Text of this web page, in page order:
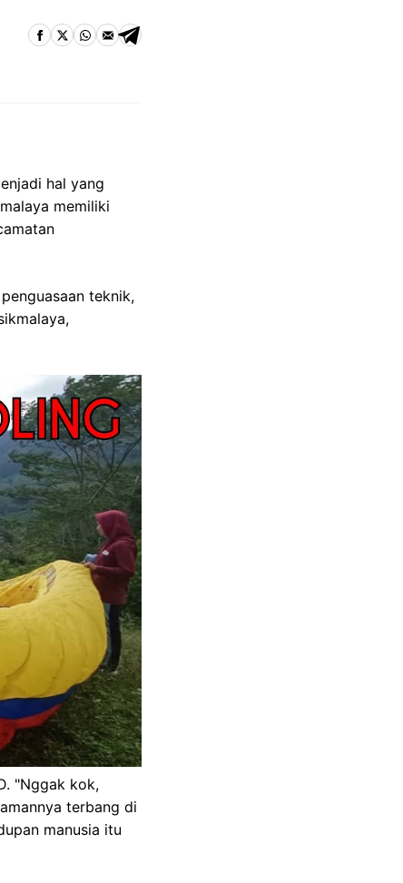
hal yang
memiliki
teknik,
"Nggak kok,
terbang di
manusia itu